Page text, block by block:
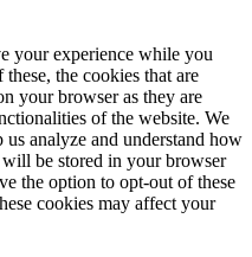
your experience while you
the cookies that are
your browser as they are
of the website. We
analyze and understand how
be stored in your browser
the option to opt-out of these
cookies may affect your